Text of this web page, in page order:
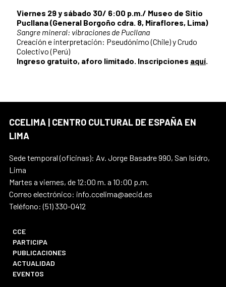
Viernes 29 y sábado 30/ 6:00 p.m./ Museo de Sitio
Pucllana (General Borgoño cdra. 8, Miraflores, Lima)
Sangre mineral: vibraciones de Pucllana
Creación e interpretación: Pseudónimo (Chile) y Crudo
Colectivo (Perú)
Ingreso gratuito, aforo limitado. Inscripciones aquí.
CCELIMA | CENTRO CULTURAL DE ESPAÑA EN
LIMA
Sede temporal (oficinas): Av. Jorge Basadre 990, San Isidro,
Lima
Martes a viernes, de 12:00 m. a 10:00 p.m.
Correo electrónico: info.ccelima@aecid.es
Teléfono: (51) 330-0412
CCE
PARTICIPA
PUBLICACIONES
ACTUALIDAD
EVENTOS